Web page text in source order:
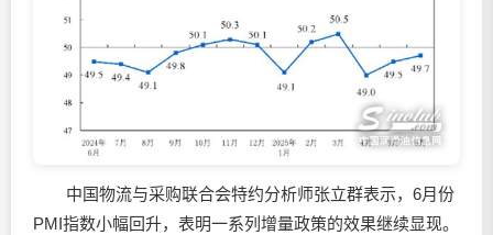
中国物流与采购联合会特约分析师张立群表示，6月份
PMI指数小幅回升，表明一系列增量政策的效果继续显现。